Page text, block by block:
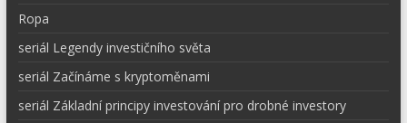
Ropa
seriál Legendy investičního světa
seriál Začínáme s kryptoměnami
seriál Základní principy investování pro drobné investory